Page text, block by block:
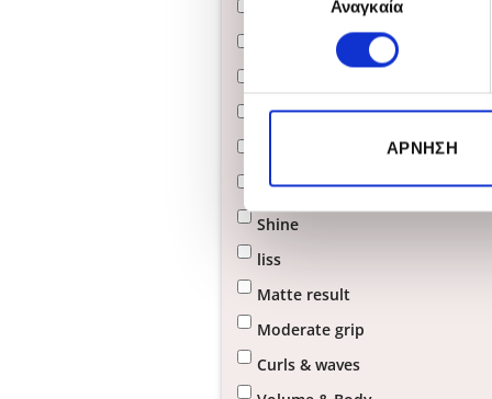
συγκατάθεσηςΑναγκαία
ΆΡΝΗΣΗ
Renewal of the styling
Strong grip
Primers
Shine
liss
Matte result
Moderate grip
Curls & waves